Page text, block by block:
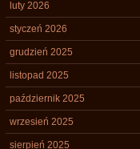
luty 2026
styczeń 2026
grudzień 2025
listopad 2025
październik 2025
wrzesień 2025
sierpień 2025